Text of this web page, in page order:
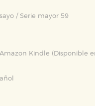
/ Serie mayor 59
Kindle (Disponible